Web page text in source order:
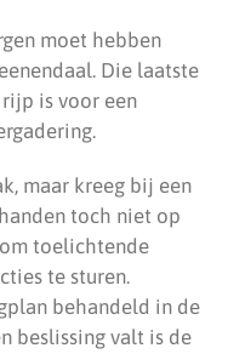
moet hebben
Die laatste
is voor een
maar kreeg bij een
toch niet op
toelichtende
te sturen.
behandeld in de
beslissing valt is de